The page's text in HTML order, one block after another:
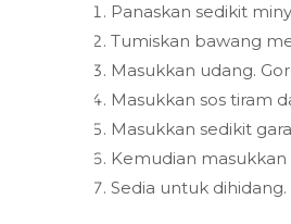
Panaskan sedikit
Tumiskan bawang
Masukkan udang.
Masukkan sos tiram
Masukkan sedikit
Kemudian masukkan
Sedia untuk dihidang.